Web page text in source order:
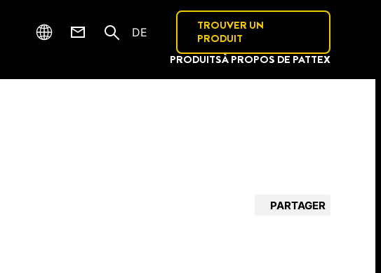
PRODUITSÀ PROPOS DE PATTEX
TROUVER UN
PRODUIT
DE
PARTAGER